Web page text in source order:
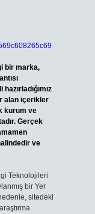
bir marka,
alan içerikler
kurum ve
Gerçek
ve
Teknolojileri
bir Yer
sitedeki